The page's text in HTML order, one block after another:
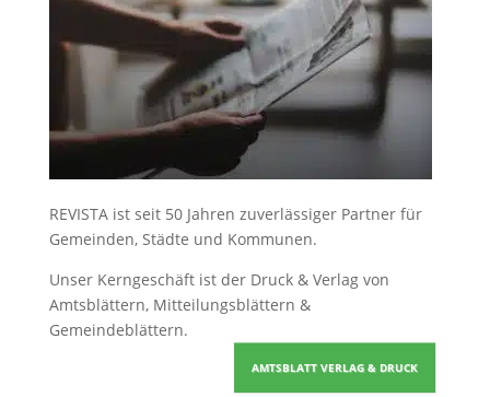
REVISTA ist seit 50 Jahren zuverlässiger Partner für
Gemeinden, Städte und Kommunen.
Unser Kerngeschäft ist der Druck & Verlag von
Amtsblättern, Mitteilungsblättern &
Gemeindeblättern.
AMTSBLATT VERLAG & DRUCK